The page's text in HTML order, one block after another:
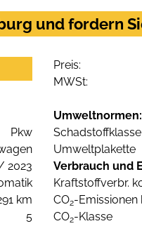
und fordern
Preis:
MWSt:
Pkw
2023
km
5
Umweltnormen:
Schadstoffklasse
Umweltplakette
Verbrauch und
Kraftstoffverbr.
CO2-Emissionen
CO2-Klasse